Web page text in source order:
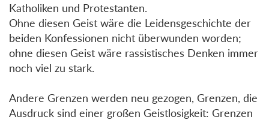
Katholiken und Protestanten.
Ohne diesen Geist wäre die Leidensgeschichte der
beiden Konfessionen nicht überwunden worden;
ohne diesen Geist wäre rassistisches Denken immer
noch viel zu stark.
Andere Grenzen werden neu gezogen, Grenzen, die
Ausdruck sind einer großen Geistlosigkeit: Grenzen